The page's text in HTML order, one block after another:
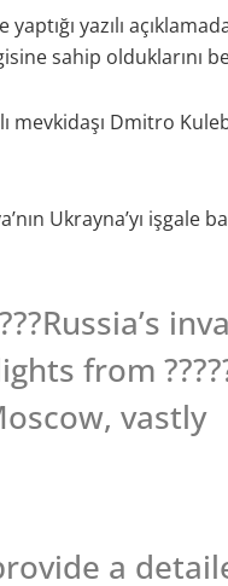
yazılı
sahip olduklarını
Dmitro
Ukrayna’yı işgale
from
vastly
a